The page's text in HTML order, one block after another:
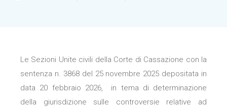
Le Sezioni Unite civili della Corte di Cassazione con la
sentenza n. 3868 del 25 novembre 2025 depositata in
data 20 febbraio 2026, in tema di determinazione
della giurisdizione sulle controversie relative ad